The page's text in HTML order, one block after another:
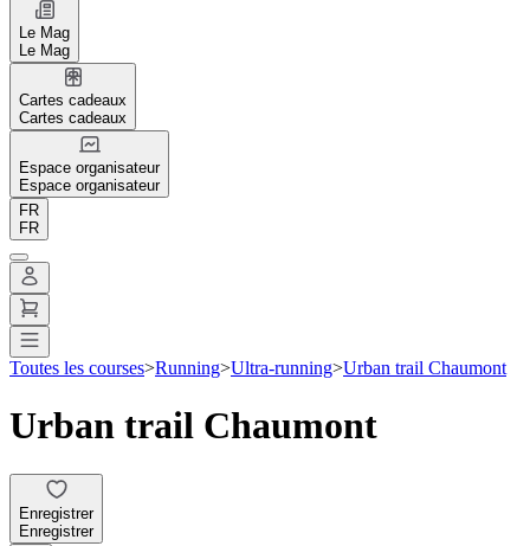
Le Mag
Le Mag
Cartes cadeaux
Cartes cadeaux
Espace organisateur
Espace organisateur
FR
FR
Toutes les courses>Running>Ultra-running>Urban trail Chaumont
Urban trail Chaumont
Enregistrer
Enregistrer